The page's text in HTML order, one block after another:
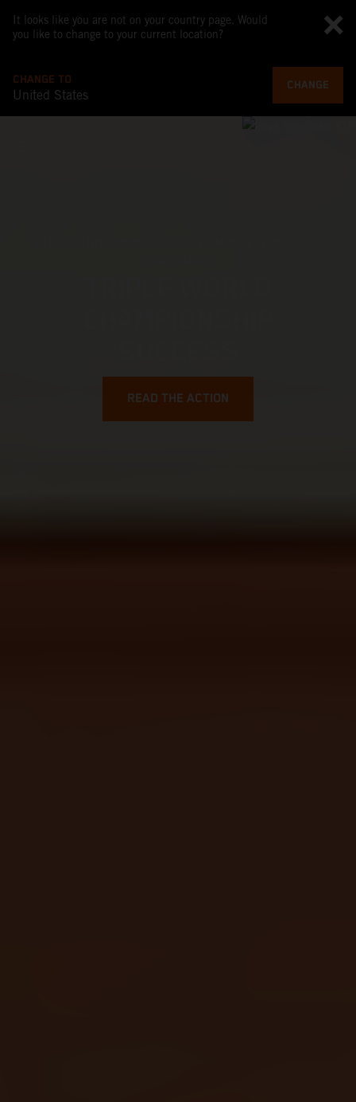
It looks like you are not on your country page. Would
you like to change to your current location?
CHANGE TO
United States
CHANGE